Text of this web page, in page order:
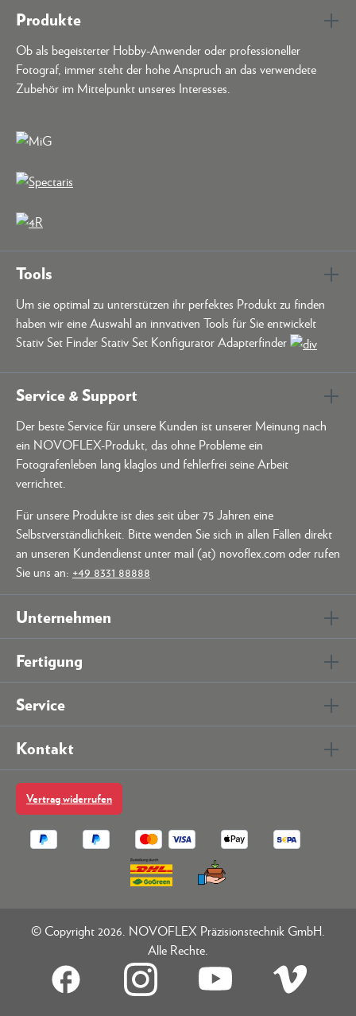
Produkte
Ob als begeisterter Hobby-Anwender oder professioneller
Fotograf, immer steht der hohe Anspruch an das verwendete
Zubehör im Mittelpunkt unseres Interesses.
Tools
Um sie optimal zu unterstützen ihr perfektes Produkt zu finden
haben wir eine Auswahl an innvativen Tools für Sie entwickelt
Stativ Set Finder Stativ Set Konfigurator Adapterfinder
Service & Support
Der beste Service für unsere Kunden ist unserer Meinung nach
ein NOVOFLEX-Produkt, das ohne Probleme ein
Fotografenleben lang klaglos und fehlerfrei seine Arbeit
verrichtet.
Für unsere Produkte ist dies seit über 75 Jahren eine
Selbstverständlichkeit. Bitte wenden Sie sich in allen Fällen direkt
an unseren Kundendienst unter mail (at) novoflex.com oder rufen
Sie uns an: +49 8331 88888
Unternehmen
Fertigung
Service
Kontakt
Vertrag widerrufen
© Copyright 2026. NOVOFLEX Präzisionstechnik GmbH.
Alle Rechte.